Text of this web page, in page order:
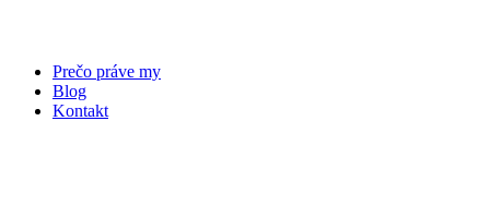
Prečo práve my
Blog
Kontakt